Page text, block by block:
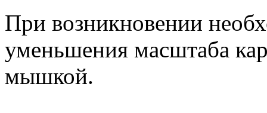
При возникновении
уменьшения масштаба
мышкой.